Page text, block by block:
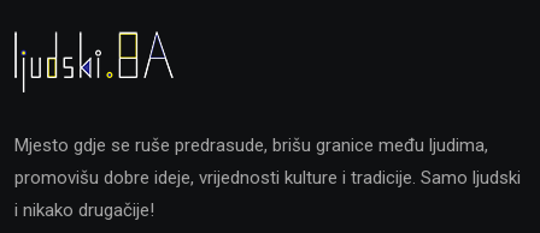
Mjesto gdje se ruše predrasude, brišu granice među ljudima,
promovišu dobre ideje, vrijednosti kulture i tradicije. Samo ljudski
i nikako drugačije!